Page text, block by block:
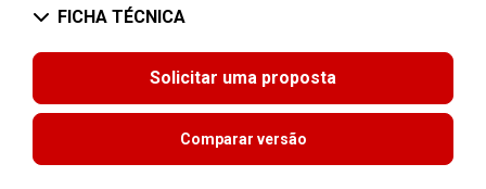
FICHA TÉCNICA
Solicitar uma proposta
Comparar versão